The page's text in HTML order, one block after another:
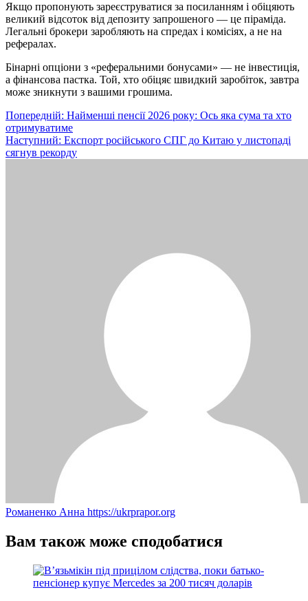
Якщо пропонують зареєструватися за посиланням і обіцяють
великий відсоток від депозиту запрошеного — це піраміда.
Легальні брокери заробляють на спредах і комісіях, а не на
рефералах.
Бінарні опціони з «реферальними бонусами» — не інвестиція,
а фінансова пастка. Той, хто обіцяє швидкий заробіток, завтра
може зникнути з вашими грошима.
Навігація
записів
Попередній: Найменші пенсії 2026 року: Ось яка сума та хто
отримуватиме
Наступний: Експорт російського СПГ до Китаю у листопаді
сягнув рекорду
Романенко Анна https://ukrprapor.org
Вам також може сподобатися